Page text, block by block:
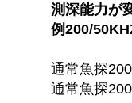
測深能力が
例200/
通常魚探
通常魚探